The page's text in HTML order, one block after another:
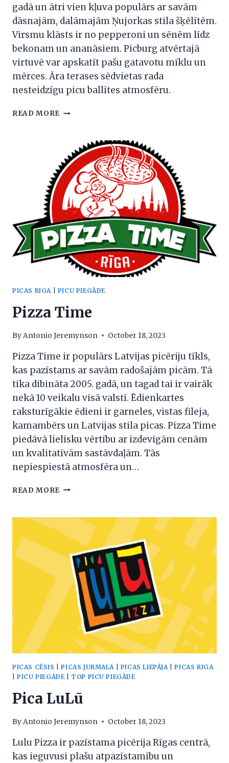
gadā un ātri vien kļuva populārs ar savām
dāsnajām, dalāmajām Ņujorkas stila šķēlītēm.
Virsmu klāsts ir no pepperoni un sēnēm līdz
bekonam un ananāsiem. Picburg atvērtajā
virtuvē var apskatīt pašu gatavotu mīklu un
mērces. Āra terases sēdvietas rada
nesteidzīgu picu ballītes atmosfēru.
READ MORE PICBURG
PICAS RIGA| PICU PIEGĀDE
Pizza Time
ByAntonio Jeremynson October 18, 2023
Pizza Time ir populārs Latvijas picēriju tīkls,
kas pazīstams ar savām radošajām picām. Tā
tika dibināta 2005. gadā, un tagad tai ir vairāk
nekā 10 veikalu visā valstī. Ēdienkartes
raksturīgākie ēdieni ir garneles, vistas fileja,
kamambērs un Latvijas stila picas. Pizza Time
piedāvā lielisku vērtību ar izdevīgām cenām
un kvalitatīvām sastāvdaļām. Tās
nepiespiestā atmosfēra un…
READ MORE PIZZA
PICAS CĒSIS |PICAS JURMALA PICAS LIEPĀJA|PICAS RIGA
|PICU PIEGĀDE| TOP PICU PIEGĀDE
Pica LuLū
ByAntonio Jeremynson October 18, 2023
Lulu Pizza ir pazīstama picērija Rīgas centrā,
kas ieguvusi plašu atpazīstamību un